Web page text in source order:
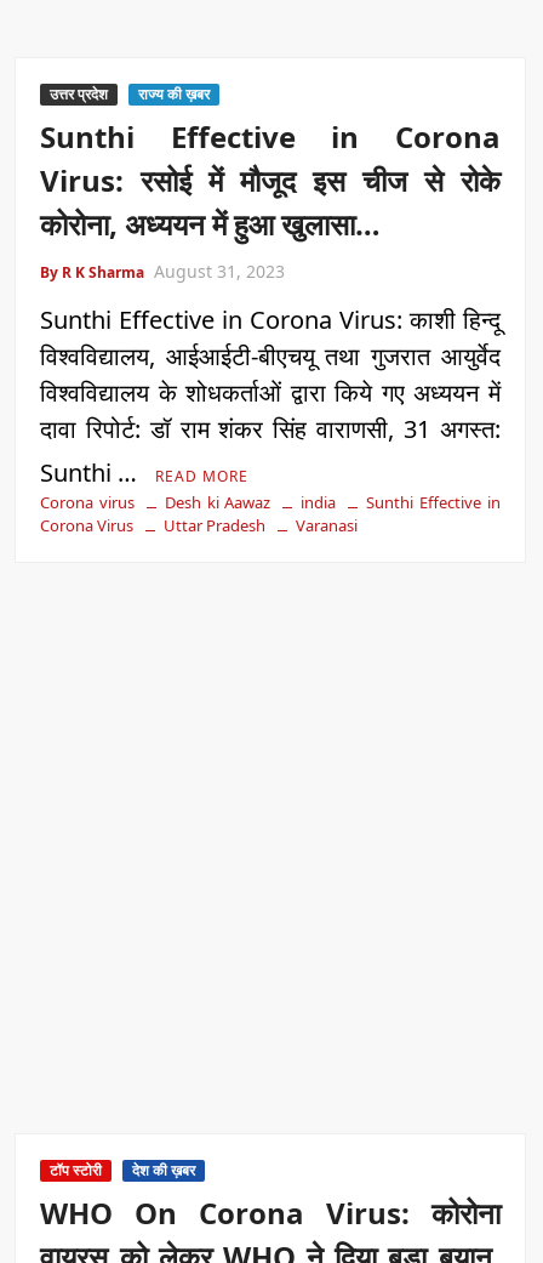
उत्तर प्रदेश राज्य की ख़बर
Sunthi Effective in Corona
Virus: रसोई में मौजूद इस चीज से रोके
कोरोना, अध्ययन में हुआ खुलासा…
By R K Sharma August 31, 2023
Sunthi Effective in Corona Virus: काशी हिन्दू
विश्वविद्यालय, आईआईटी-बीएचयू तथा गुजरात आयुर्वेद
विश्वविद्यालय के शोधकर्ताओं द्वारा किये गए अध्ययन में
दावा रिपोर्ट: डॉ राम शंकर सिंह वाराणसी, 31 अगस्त:
Sunthi …
READ MORE
Corona virus Desh ki Aawaz india
Sunthi Effective in
Corona Virus
Uttar Pradesh Varanasi
टॉप स्टोरी देश की ख़बर
WHO On Corona Virus: कोरोना